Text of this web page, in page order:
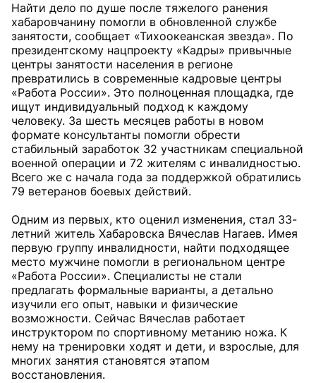
Найти дело по душе после тяжелого ранения
хабаровчанину помогли в обновленной службе
занятости, сообщает «Тихоокеанская звезда». По
президентскому нацпроекту «Кадры» привычные
центры занятости населения в регионе
превратились в современные кадровые центры
«Работа России». Это полноценная площадка, где
ищут индивидуальный подход к каждому
человеку. За шесть месяцев работы в новом
формате консультанты помогли обрести
стабильный заработок 32 участникам специальной
военной операции и 72 жителям с инвалидностью.
Всего же с начала года за поддержкой обратились
79 ветеранов боевых действий.
Одним из первых, кто оценил изменения, стал 33-
летний житель Хабаровска Вячеслав Нагаев. Имея
первую группу инвалидности, найти подходящее
место мужчине помогли в региональном центре
«Работа России». Специалисты не стали
предлагать формальные варианты, а детально
изучили его опыт, навыки и физические
возможности. Сейчас Вячеслав работает
инструктором по спортивному метанию ножа. К
нему на тренировки ходят и дети, и взрослые, для
многих занятия становятся этапом
восстановления.